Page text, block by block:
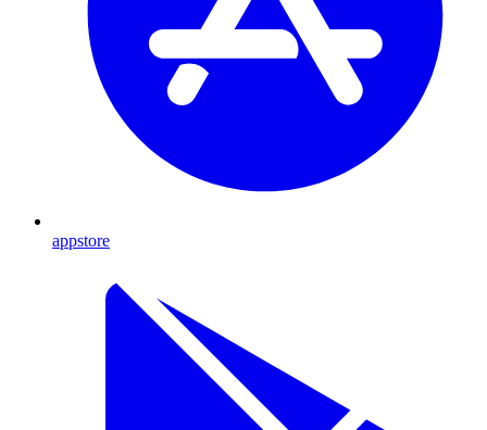
appstore